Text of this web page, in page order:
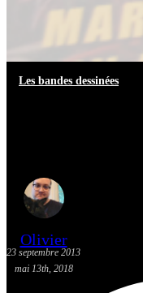
Les bandes dessinées
Olivier
23 septembre 2013
mai 13th, 2018